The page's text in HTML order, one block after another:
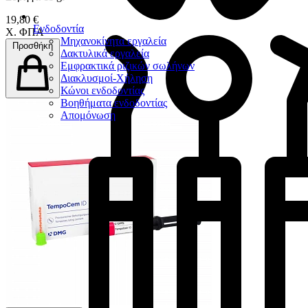
Ενδοδοντία
Μηχανοκίνητα εργαλεία
Δακτυλικά εργαλεία
Εμφρακτικά ριζικών σωλήνων
Διακλυσμοί-Χήληση
Κώνοι ενδοδοντίας
Βοηθήματα ενδοδοντίας
Απομόνωση
19,80 €
Χ. ΦΠΑ
Προσθήκη